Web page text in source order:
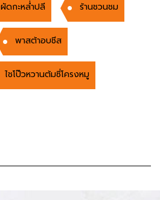
ผัดกะหล่ำปลี ร้านชวนชม
พาสต้าอบชีส
ไชโป๊วหวานต้มซี่โครงหมู